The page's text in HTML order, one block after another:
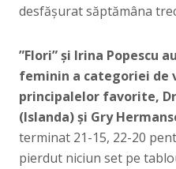
desfășurat săptămâna
”Flori” și Irina Popescu
feminin a categoriei de
principalelor favorite,
(Islanda) și Gry
terminat 21-15, 22-20
pierdut niciun set pe